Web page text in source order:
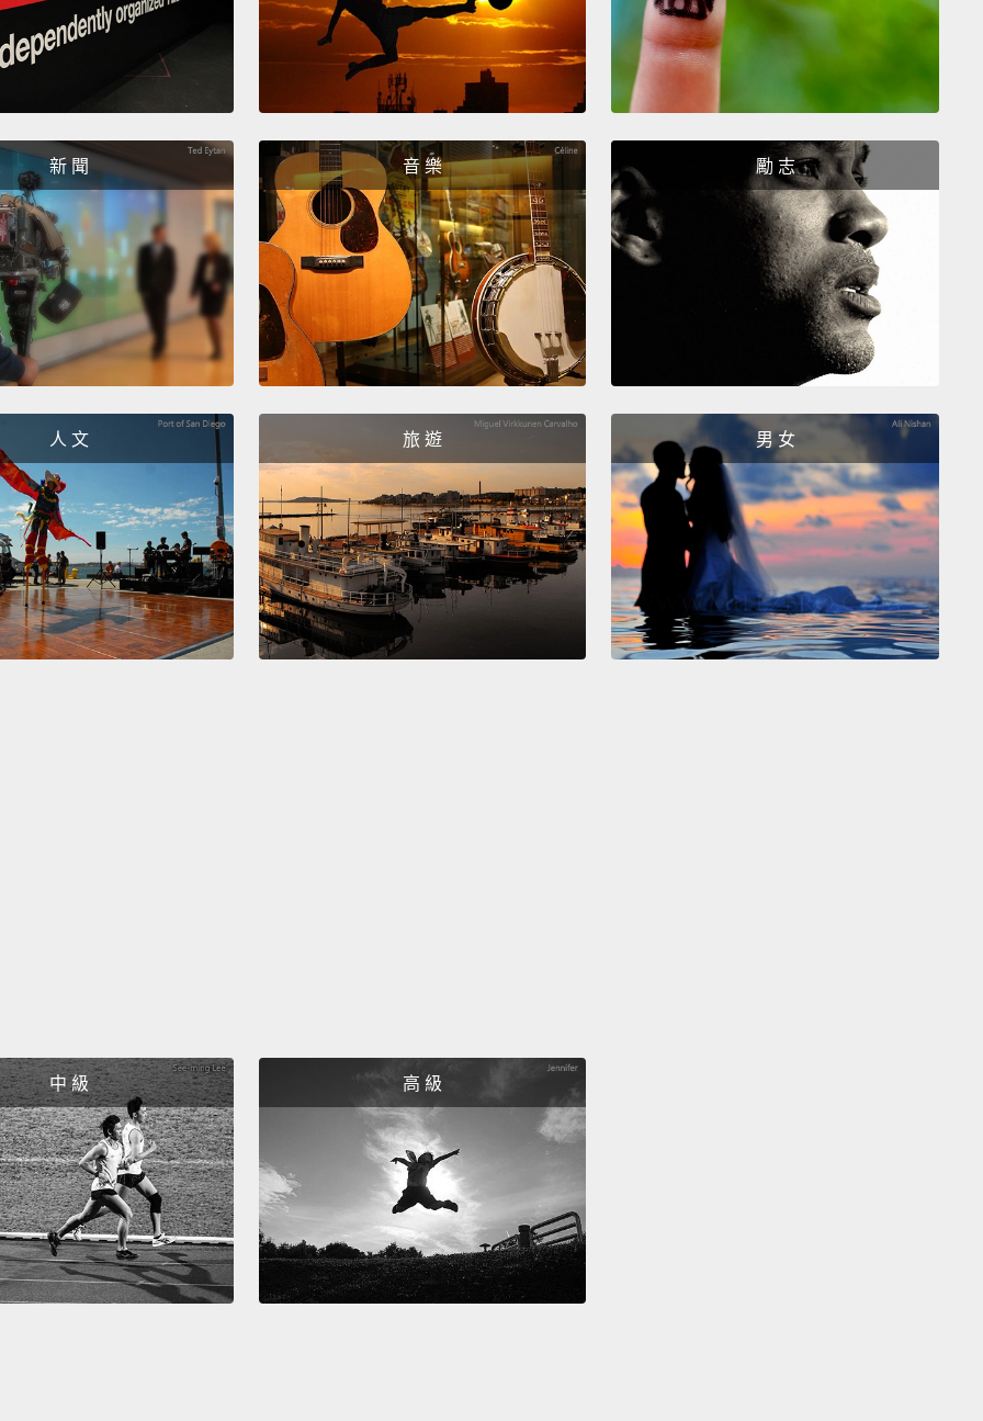
dominant.
另一方面來說，貓咪掩埋牠們的排泄物試圖隱藏它的味道。這
項演化上的本能不只是要避免吸引掠食者，還要表達牠們臣服
為老大的方式。
Also, in complete darkness, cats can't actually see,
though they can see much better than you and I in dim
light. Cats have a layer of cells behind the retina called the
"Tapetum Lucidum,"
which acts like a mirror reflecting
extra light back at the retina.
In near darkness, this gives
their eyes a second chance to pick up more light,
without any light present, they can't see any more than we
can.
還有，在完全黑暗之中，貓咪無法真正看得見，雖然牠們可以
在微弱光線中比你我看得好很多。貓咪在視網膜後方有一層細
胞叫做「脈絡膜毯」，那扮演著像是一面鏡子的角色，將額外
光線反射回到視網膜。在幾近黑暗之中，這給牠們的眼睛一次
額外的機會獲得更多光線，但沒有任何光線存在，牠們不會比
如果你曾看過一隻有三種不同的顏色的貓咪，常被稱為花斑貓
或是玳瑁貓，你便可以斷定牠是母的。毛皮顏色基因位於
「X」染色體。這意思是母的除了白色之外能夠擁有兩種顏
色，因為牠們有兩個「X」染色體。另一方面來說，雄性的
「Y」染色體沒有任何顏色基因。因此，公的通常只會有一種
顏色和白色一起。然而在鮮少的基因案例中，牠們可能擁有更
多的顏色。
新 聞 音 樂 勵 志
人 文 旅 遊 男 女
中 級 高 級